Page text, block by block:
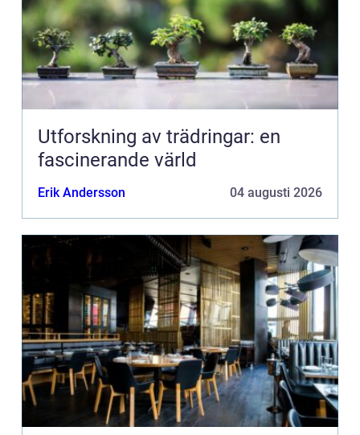
Utforskning av trädringar: en
fascinerande värld
Erik Andersson 04 augusti 2026